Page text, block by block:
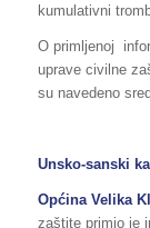
kumulativni
O primljenoj
uprave civilne
su navedeno
Unsko-sanski
Općina Velika
zaštite primio je